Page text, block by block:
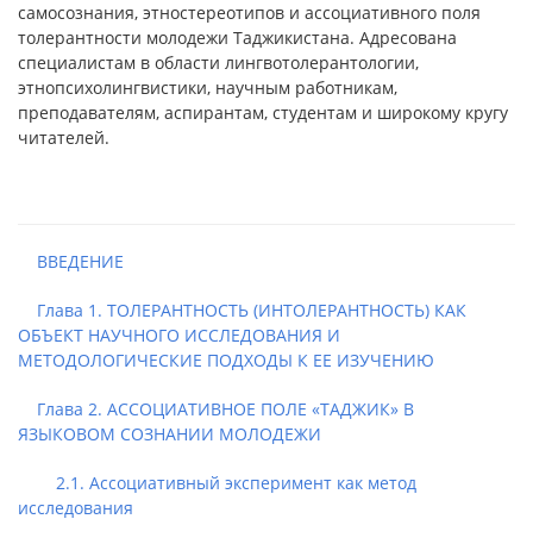
самосознания, этностереотипов и ассоциативного поля
толерантности молодежи Таджикистана. Адресована
специалистам в области лингвотолерантологии,
этнопсихолингвистики, научным работникам,
преподавателям, аспирантам, студентам и широкому кругу
читателей.
ВВЕДЕНИЕ
Глава 1. ТОЛЕРАНТНОСТЬ (ИНТОЛЕРАНТНОСТЬ) КАК
ОБЪЕКТ НАУЧНОГО ИССЛЕДОВАНИЯ И
МЕТОДОЛОГИЧЕСКИЕ ПОДХОДЫ К ЕЕ ИЗУЧЕНИЮ
Глава 2. АССОЦИАТИВНОЕ ПОЛЕ «ТАДЖИК» В
ЯЗЫКОВОМ СОЗНАНИИ МОЛОДЕЖИ
2.1. Ассоциативный эксперимент как метод
исследования